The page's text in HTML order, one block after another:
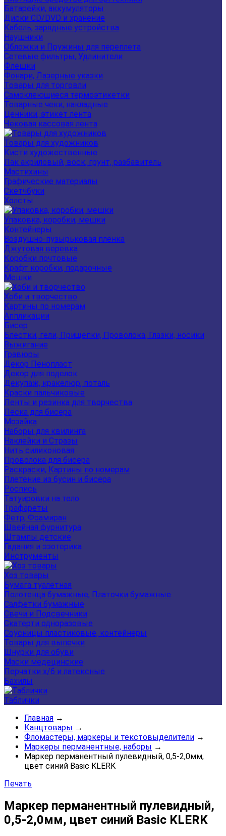
Батарейки, аккумуляторы
Диски CD/DVD и хранение
Кабель, зарядные устройства
Наушники
Обложки и Пружины для переплета
Сетевые фильтры, Удлинители
Флешки
Фонари, Лазерные указки
Товары для торговли
Самоклеющиеся термоэтикетки
Товарные чеки, накладные
Ценники, этикет лента
Чековая кассовая лента
Товары для художников
Кисти художественные
Лак акриловый, воск, грунт, разбавитель
Мастихины
Графические материалы
Скетчбуки
Холсты
Упаковка, коробки, мешки
Контейнеры
Воздушно-пузырьковая плёнка
Джутовая веревка
Коробки почтовые
Крафт коробки, подарочные
Мешки
Хоби и творчество
Картины по номерам
Аппликации
Бисер
Блестки, гели, Прищепки, Проволока, Глазки, носики
Выжигание
Гравюры
Декор Пенопласт
Декор для поделок
Декупаж, кракелюр, поталь
Краски пальчиковые
Ленты и резинка для творчества
Леска для бисера
Мозайка
Наборы для квилинга
Наклейки и Стразы
Нить силиконовая
Проволока для бисера
Раскраски, Картины по номерам
Плетение из бусин и бисера
Роспись
Татуировки на тело
Трафареты
Фетр, Фоамиран
Швейная фурнитура
Штампы детские
Гадания и эзотерика
Инструменты
Хоз товары
Бумага туалетная
Полотенца бумажные, Платочки бумажные
Салфетки бумажные
Свечи и Подсвечники
Скатерти одноразовые
Соусницы пластиковые, контейнеры
Товары для выпечки
Шнурки для обуви
Маски медецинские
Перчатки х/б и латексные
Бахилы
Таблички
Главная →
Канцтовары →
Фломастеры, маркеры и текстовыделители →
Маркеры перманентные, наборы →
Маркер перманентный пулевидный, 0,5-2,0мм,
цвет синий Basic KLERK
Печать
Маркер перманентный пулевидный,
0,5-2,0мм, цвет синий Basic KLERK